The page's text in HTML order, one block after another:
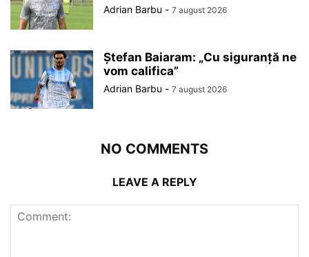
Adrian Barbu - 7 august 2026
Ștefan Baiaram: „Cu siguranță ne
vom califica”
Adrian Barbu - 7 august 2026
NO COMMENTS
LEAVE A REPLY